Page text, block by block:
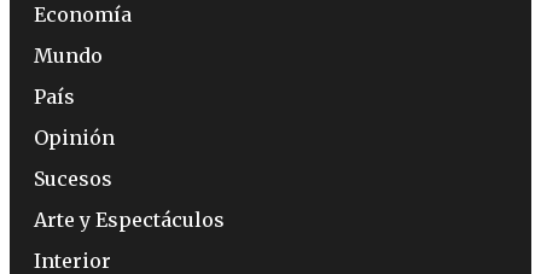
Economía
Mundo
País
Opinión
Sucesos
Arte y Espectáculos
Interior